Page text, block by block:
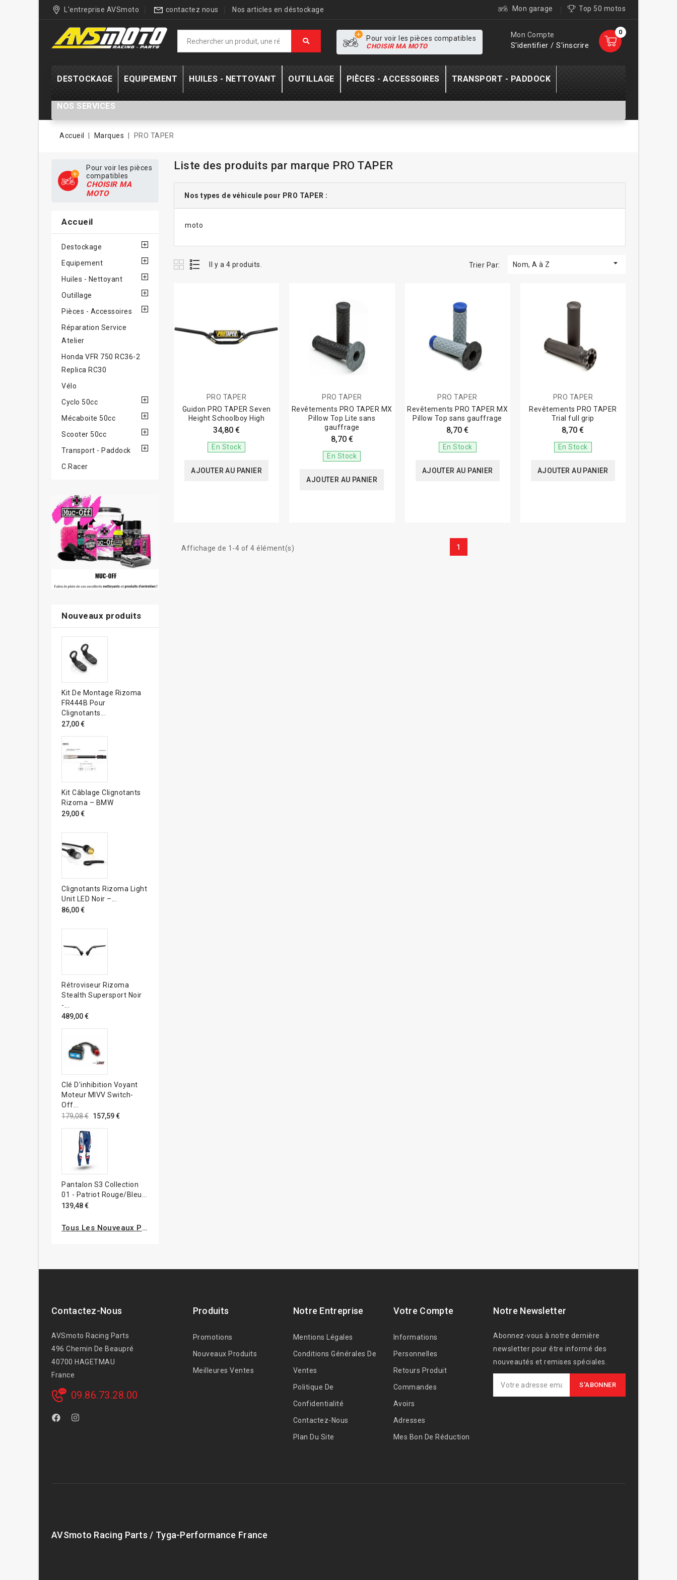
L'entreprise AVSmoto contactez nous Nos articles en déstockage Mon garage Top 50 motos
0
Mon Compte
S'identifier / S'inscrire
Pour voir les pièces compatibles
CHOISIR MA MOTO
DESTOCKAGE EQUIPEMENT HUILES - NETTOYANT OUTILLAGE PIÈCES - ACCESSOIRES TRANSPORT - PADDOCK
NOS SERVICES
Accueil Marques PRO TAPER
Pour voir les pièces
compatibles
CHOISIR MA
MOTO
Accueil
Destockage
Equipement
Huiles - Nettoyant
Outillage
Pièces - Accessoires
Réparation Service
Atelier
Honda VFR 750 RC36-2
Replica RC30
Vélo
Cyclo 50cc
Mécaboite 50cc
Scooter 50cc
Transport - Paddock
C.Racer
Nouveaux produits
Kit De Montage Rizoma
FR444B Pour
Clignotants...
27,00 €
Kit Câblage Clignotants
Rizoma – BMW
29,00 €
Clignotants Rizoma Light
Unit LED Noir –...
86,00 €
Rétroviseur Rizoma
Stealth Supersport Noir
-...
489,00 €
Clé D'inhibition Voyant
Moteur MIVV Switch-
Off...
179,08 € 157,59 €
Pantalon S3 Collection
01 - Patriot Rouge/bleu...
139,48 €
Tous Les Nouveaux Produits
Liste des produits par marque PRO TAPER
Nos types de véhicule pour PRO TAPER :
moto
Il y a 4 produits. Trier Par: Nom, A à Z 
PRO TAPER
Guidon PRO TAPER Seven
Height Schoolboy High
34,80 €
En Stock
AJOUTER AU PANIER
PRO TAPER
Revêtements PRO TAPER MX
Pillow Top Lite sans
gauffrage
8,70 €
En Stock
AJOUTER AU PANIER
PRO TAPER
Revêtements PRO TAPER MX
Pillow Top sans gauffrage
8,70 €
En Stock
AJOUTER AU PANIER
PRO TAPER
Revêtements PRO TAPER
Trial full grip
8,70 €
En Stock
AJOUTER AU PANIER
Affichage de 1-4 of 4 élément(s) 1
Contactez-Nous
AVSmoto Racing Parts
496 Chemin De Beaupré
40700 HAGETMAU
France
09.86.73.28.00
Produits
Promotions
Nouveaux Produits
Meilleures Ventes
Notre Entreprise
Mentions Légales
Conditions Générales De
Ventes
Politique De
Confidentialité
Contactez-Nous
Plan Du Site
Votre Compte
Informations
Personnelles
Retours Produit
Commandes
Avoirs
Adresses
Mes Bon De Réduction
Notre Newsletter
Abonnez-vous à notre dernière
newsletter pour être informé des
nouveautés et remises spéciales.
AVSmoto Racing Parts / Tyga-Performance France